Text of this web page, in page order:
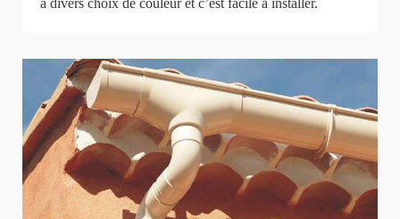
a divers choix de couleur et c’est facile à installer.